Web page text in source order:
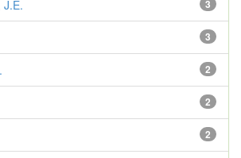
3
J.E.
3
2
2
2